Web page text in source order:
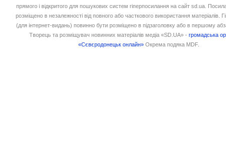
прямого і відкритого для пошукових систем гіперпосилання на сайт sd.ua.
розміщено в незалежності від повного або часткового використання матеріалів.
(для інтернет-видань) повинно бути розміщено в підзаголовку або в першому
Творець та розміщувач новинних матеріалів медіа «SD.UA» -громадська
«Сєвєродонецьк онлайн» Окрема подяка MDF.